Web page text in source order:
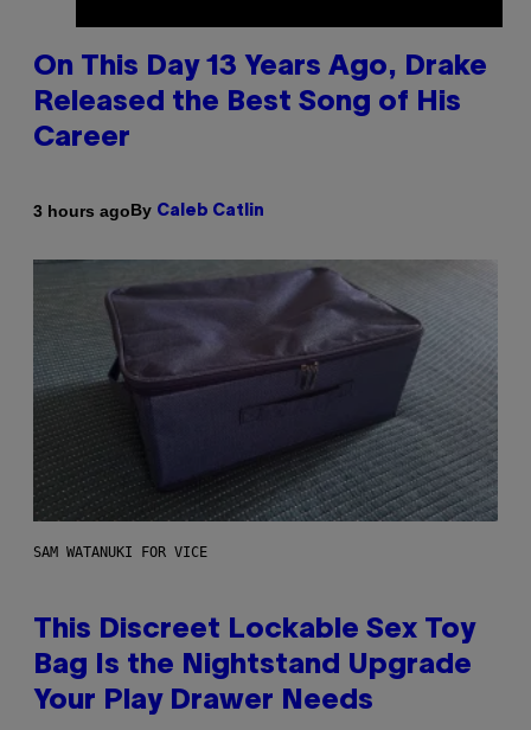
On This Day 13 Years Ago, Drake
Released the Best Song of His
Career
3 hours agoBy Caleb Catlin
SAM WATANUKI FOR VICE
This Discreet Lockable Sex Toy
Bag Is the Nightstand Upgrade
Your Play Drawer Needs